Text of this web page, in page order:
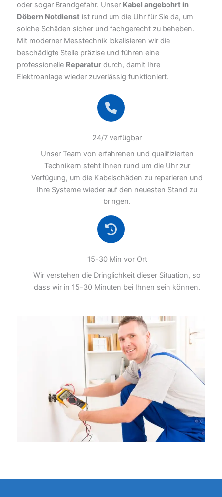
oder sogar Brandgefahr. Unser Kabel angebohrt in
Döbern Notdienst ist rund um die Uhr für Sie da, um
solche Schäden sicher und fachgerecht zu beheben.
Mit moderner Messtechnik lokalisieren wir die
beschädigte Stelle präzise und führen eine
professionelle Reparatur durch, damit Ihre
Elektroanlage wieder zuverlässig funktioniert.
24/7 verfügbar
Unser Team von erfahrenen und qualifizierten
Technikern steht Ihnen rund um die Uhr zur
Verfügung, um die Kabelschäden zu reparieren und
Ihre Systeme wieder auf den neuesten Stand zu
bringen.
15-30 Min vor Ort
Wir verstehen die Dringlichkeit dieser Situation, so
dass wir in 15-30 Minuten bei Ihnen sein können.